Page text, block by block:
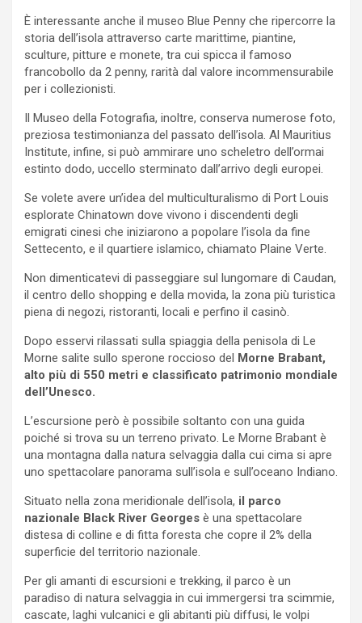
È interessante anche il museo Blue Penny che ripercorre la
storia dell’isola attraverso carte marittime, piantine,
sculture, pitture e monete, tra cui spicca il famoso
francobollo da 2 penny, rarità dal valore incommensurabile
per i collezionisti.
Il Museo della Fotografia, inoltre, conserva numerose foto,
preziosa testimonianza del passato dell’isola. Al Mauritius
Institute, infine, si può ammirare uno scheletro dell’ormai
estinto dodo, uccello sterminato dall’arrivo degli europei.
Se volete avere un’idea del multiculturalismo di Port Louis
esplorate Chinatown dove vivono i discendenti degli
emigrati cinesi che iniziarono a popolare l’isola da fine
Settecento, e il quartiere islamico, chiamato Plaine Verte.
Non dimenticatevi di passeggiare sul lungomare di Caudan,
il centro dello shopping e della movida, la zona più turistica
piena di negozi, ristoranti, locali e perfino il casinò.
Dopo esservi rilassati sulla spiaggia della penisola di Le
Morne salite sullo sperone roccioso del Morne Brabant,
alto più di 550 metri e classificato patrimonio mondiale
dell’Unesco.
L’escursione però è possibile soltanto con una guida
poiché si trova su un terreno privato. Le Morne Brabant è
una montagna dalla natura selvaggia dalla cui cima si apre
uno spettacolare panorama sull’isola e sull’oceano Indiano.
Situato nella zona meridionale dell’isola, il parco
nazionale Black River Georges è una spettacolare
distesa di colline e di fitta foresta che copre il 2% della
superficie del territorio nazionale.
Per gli amanti di escursioni e trekking, il parco è un
paradiso di natura selvaggia in cui immergersi tra scimmie,
cascate, laghi vulcanici e gli abitanti più diffusi, le volpi